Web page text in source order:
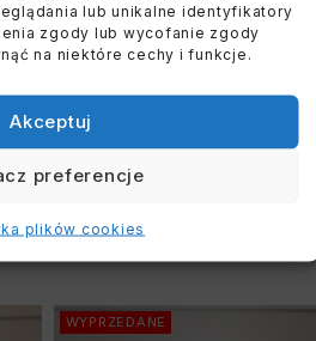
lub unikalne identyfikatory
zgody lub wycofanie zgody
na niektóre cechy i funkcje.
Akceptuj
preferencje
plików cookies
the waitlist feature. Please
WYPRZEDANE